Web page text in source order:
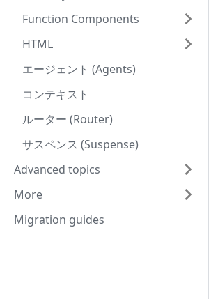
Function Components
HTML
エージェント (Agents)
コンテキスト
ルーター (Router)
サスペンス (Suspense)
Advanced topics
More
Migration guides